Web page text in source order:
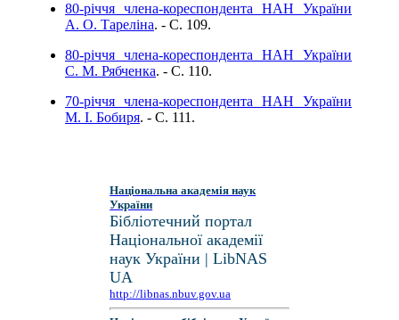
80-річчя члена-кореспондента НАН України
А. О. Тареліна. - C. 109.
80-річчя члена-кореспондента НАН України
С. М. Рябченка. - C. 110.
70-річчя члена-кореспондента НАН України
М. І. Бобиря. - C. 111.
Національна академія наук
України
Бібліотечний портал
Національної академії
наук України | LibNAS
UA
http://libnas.nbuv.gov.ua